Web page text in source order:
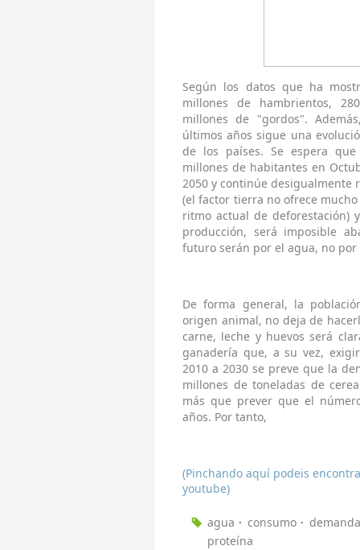
Según los datos que ha
millones de hambrientos,
millones de "gordos".
últimos años sigue una
de los países. Se espera
millones de habitantes en
2050 y continúe
(el factor tierra no ofrece
ritmo actual de deforestación)
producción, será imposible
futuro serán por el agua, no
De forma general, la
origen animal, no deja de
carne, leche y huevos será
ganadería que, a su vez,
2010 a 2030 se preve que la
millones de toneladas de
más que prever que el
años. Por tanto,
(Pinchando aquí podeis
youtube)
agua consumo demanda
proteína